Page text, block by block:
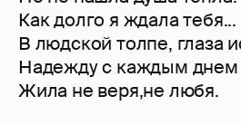
Как долго я ждала тебя...
В людской толпе, глаза
Надежду с каждым днем
Жила не веря,не любя.